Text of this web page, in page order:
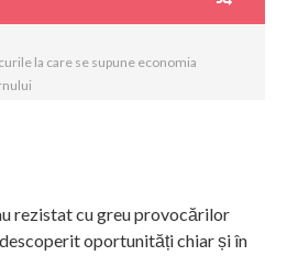
la care se supune economia
rezistat cu greu provocărilor
oportunități chiar și în